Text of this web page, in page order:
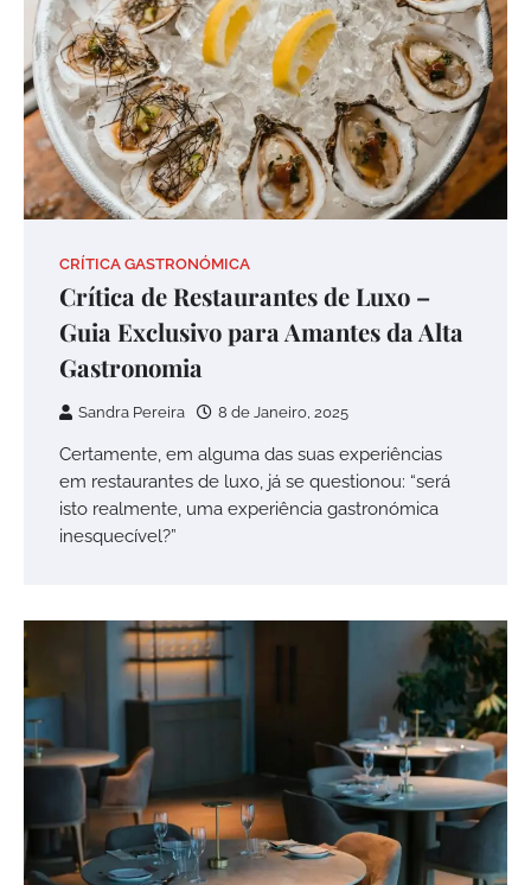
CRÍTICA GASTRONÓMICA
Crítica de Restaurantes de Luxo –
Guia Exclusivo para Amantes da Alta
Gastronomia
Sandra Pereira 8 de Janeiro, 2025
Certamente, em alguma das suas experiências
em restaurantes de luxo, já se questionou: “será
isto realmente, uma experiência gastronómica
inesquecível?”